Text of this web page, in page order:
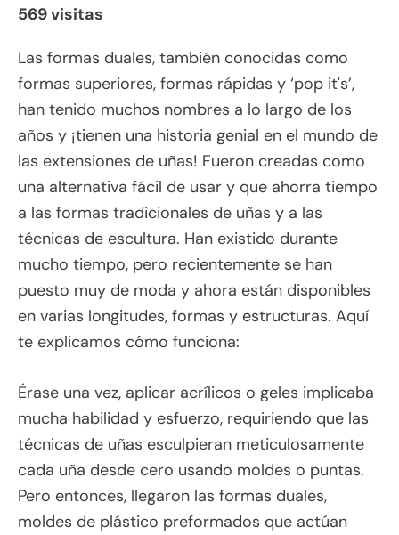
569 visitas
Las formas duales, también conocidas como
formas superiores, formas rápidas y ‘pop it's’,
han tenido muchos nombres a lo largo de los
años y ¡tienen una historia genial en el mundo de
las extensiones de uñas! Fueron creadas como
una alternativa fácil de usar y que ahorra tiempo
a las formas tradicionales de uñas y a las
técnicas de escultura. Han existido durante
mucho tiempo, pero recientemente se han
puesto muy de moda y ahora están disponibles
en varias longitudes, formas y estructuras. Aquí
te explicamos cómo funciona:
Érase una vez, aplicar acrílicos o geles implicaba
mucha habilidad y esfuerzo, requiriendo que las
técnicas de uñas esculpieran meticulosamente
cada uña desde cero usando moldes o puntas.
Pero entonces, llegaron las formas duales,
moldes de plástico preformados que actúan